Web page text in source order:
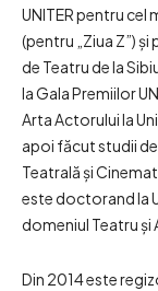
UNITER pentru cel
(pentru „Ziua Z”) și
de Teatru de la
la Gala Premiilor
Arta Actorului la
apoi făcut studii
Teatrală și
este doctorand la
domeniul Teatru și
Din 2014 este